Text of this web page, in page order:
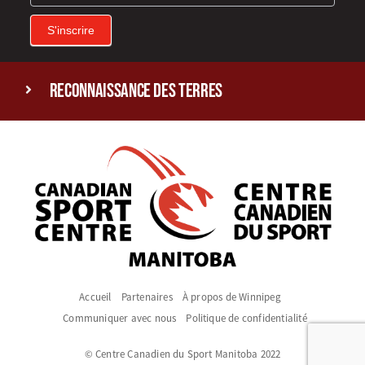
S'inscrire
reconnaissance des terres
Accueil Partenaires
À propos de Winnipeg
Communiquer avec nous
Politique de confidentialité
© Centre Canadien du Sport Manitoba 2022